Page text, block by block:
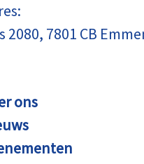
2080, 7801 CB
ons